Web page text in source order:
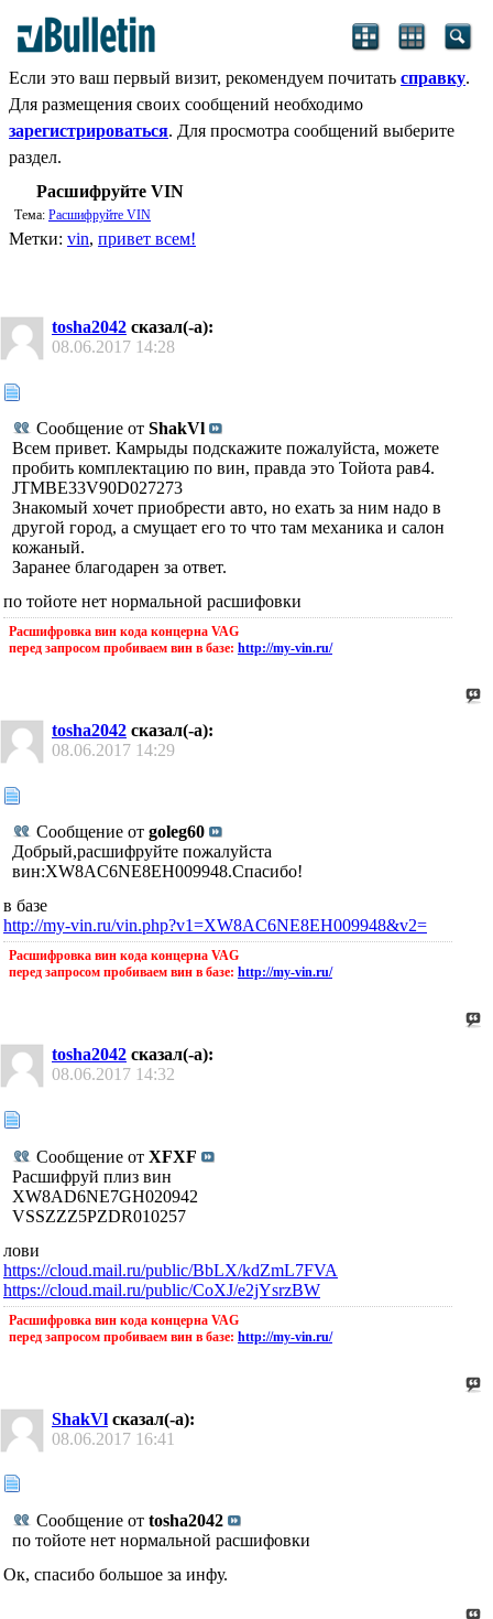
Если это ваш первый визит, рекомендуем почитать справку.
Для размещения своих сообщений необходимо
зарегистрироваться. Для просмотра сообщений выберите
раздел.
Расшифруйте VIN
Тема: Расшифруйте VIN
Метки: vin, привет всем!
tosha2042 сказал(-а):
08.06.2017 14:28
Сообщение от ShakVl
Всем привет. Камрыды подскажите пожалуйста, можете
пробить комплектацию по вин, правда это Тойота рав4.
JTMBE33V90D027273
Знакомый хочет приобрести авто, но ехать за ним надо в
другой город, а смущает его то что там механика и салон
кожаный.
Заранее благодарен за ответ.
по тойоте нет нормальной расшифовки
Расшифровка вин кода концерна VAG
перед запросом пробиваем вин в базе: http://my-vin.ru/
tosha2042 сказал(-а):
08.06.2017 14:29
Сообщение от goleg60
Добрый,расшифруйте пожалуйста
вин:XW8AC6NE8EH009948.Спасибо!
в базе
http://my-vin.ru/vin.php?v1=XW8AC6NE8EH009948&v2=
Расшифровка вин кода концерна VAG
перед запросом пробиваем вин в базе: http://my-vin.ru/
tosha2042 сказал(-а):
08.06.2017 14:32
Сообщение от XFXF
Расшифруй плиз вин
XW8AD6NE7GH020942
VSSZZZ5PZDR010257
лови
https://cloud.mail.ru/public/BbLX/kdZmL7FVA
https://cloud.mail.ru/public/CoXJ/e2jYsrzBW
Расшифровка вин кода концерна VAG
перед запросом пробиваем вин в базе: http://my-vin.ru/
ShakVl сказал(-а):
08.06.2017 16:41
Сообщение от tosha2042
по тойоте нет нормальной расшифовки
Ок, спасибо большое за инфу.